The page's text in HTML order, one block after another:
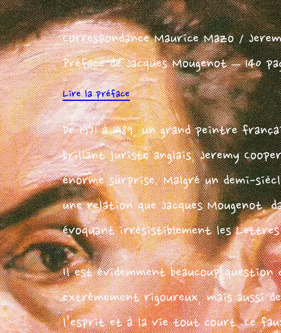
Correspondance Maurice Mazo /
Préface de Jacques Mougenot – 140
Lire la préface
De 1971 à 1989, un grand peintre
brillant juriste anglais, Jeremy
énorme surprise. Malgré un demi-
une relation que Jacques Mougenot,
évoquant irrésistiblement les Lettres
Il est évidemment beaucoup question
extrêmement rigoureux, mais aussi
l’esprit et à la vie tout court. Ce